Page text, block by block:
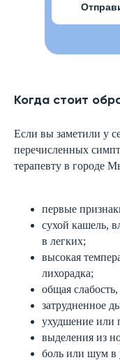
Когда стоит
Если вы заметили у
перечисленных
терапевту в городе
первые
сухой кашель,
в легких;
высокая
лихорадка;
общая
затрудненное
ухудшение или
выделения из
боль или шум в